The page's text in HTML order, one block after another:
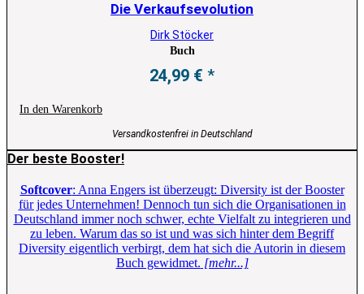
Die Verkaufsevolution
Dirk Stöcker
Buch
24,99 €
In den Warenkorb
Versandkostenfrei in Deutschland
Der beste Booster!
Softcover: Anna Engers ist überzeugt: Diversity ist der Booster
für jedes Unternehmen! Dennoch tun sich die Organisationen in
Deutschland immer noch schwer, echte Vielfalt zu integrieren und
zu leben. Warum das so ist und was sich hinter dem Begriff
Diversity eigentlich verbirgt, dem hat sich die Autorin in diesem
Buch gewidmet. [mehr...]